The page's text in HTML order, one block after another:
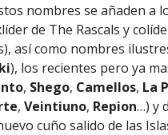
nombres se añaden a
de The Rascals y
así como nombres
), los recientes pero ya
, Shego, Camellos, La
, Veintiuno, Repion…) y
cuño salido de las